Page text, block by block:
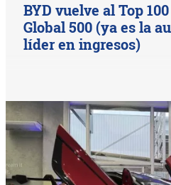
BYD vuelve al Top
Global 500 (ya es la
líder en ingresos)